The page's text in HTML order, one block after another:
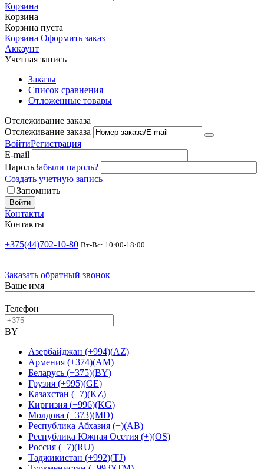
Корзина
Корзина
Корзина пуста
Корзина Оформить заказ
Аккаунт
Учетная запись
Заказы
Список сравнения
Отложенные товары
Отслеживание заказа
Отслеживание заказа
ВойтиРегистрация
E-mail
ПарольЗабыли пароль?
Создать учетную запись
Запомнить
Войти
Контакты
Контакты
+375(44)702-10-80 Вт-Вс: 10:00-18:00
Заказать обратный звонок
Ваше имя
Телефон
BY
Азербайджан (+994)(AZ)
Армения (+374)(AM)
Беларусь (+375)(BY)
Грузия (+995)(GE)
Казахстан (+7)(KZ)
Киргизия (+996)(KG)
Молдова (+373)(MD)
Республика Абхазия (+)(AB)
Республика Южная Осетия (+)(OS)
Россия (+7)(RU)
Таджикистан (+992)(TJ)